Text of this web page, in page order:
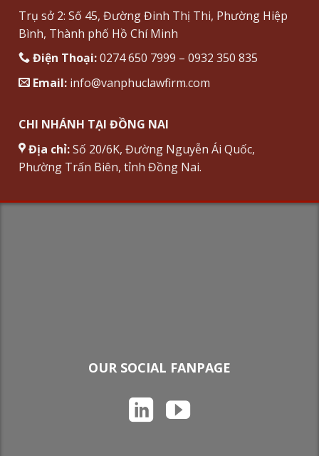
Trụ sở 2: Số 45, Đường Đinh Thị Thi, Phường Hiệp
Bình, Thành phố Hồ Chí Minh
Điện Thoại:0274 650 7999 – 0932 350 835
Email: info@vanphuclawfirm.com
CHI NHÁNH TẠI ĐỒNG NAI
Địa chỉ:Số 20/6K, Đường Nguyễn Ái Quốc,
Phường Trấn Biên, tỉnh Đồng Nai.
OUR SOCIAL FANPAGE